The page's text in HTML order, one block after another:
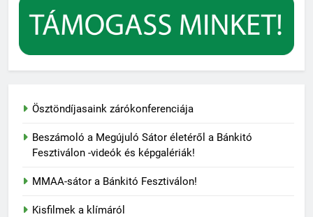
Ösztöndíjasaink zárókonferenciája
Beszámoló a Megújuló Sátor életéről a Bánkitó
Fesztiválon -videók és képgalériák!
MMAA-sátor a Bánkitó Fesztiválon!
Kisfilmek a klímáról